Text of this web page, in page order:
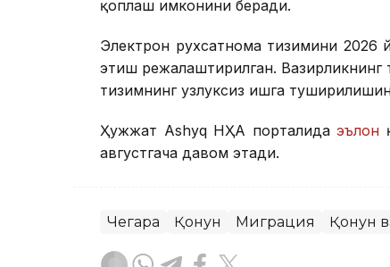
қоплаш имконини беради.
Электрон рухсатнома тизимини 2026
этиш режалаштирилган. Вазирликнинг
тизимнинг узлуксиз ишга
Ҳужжат Ashyq НҲА порталидаэълон
августгача давом этади.
Чегара Қонун Миграция Қонун